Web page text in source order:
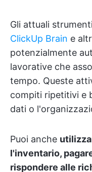
Gli attuali
ClickUp Brain e
potenzialmente
lavorative che
tempo. Queste
compiti ripetitivi e
dati o
Puoi anche
l'inventario,
rispondere alle